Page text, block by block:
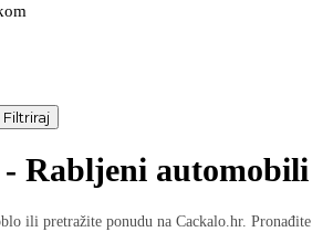
Filtriraj
Rabljeni automobili
ili pretražite ponudu na Cackalo.hr. Pronađite